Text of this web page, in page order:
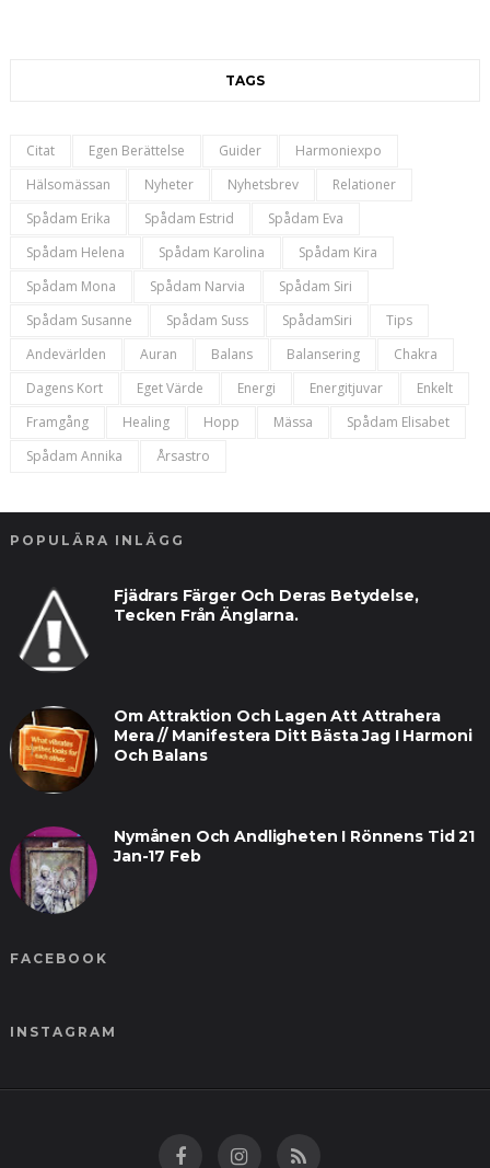
TAGS
Citat Egen Berättelse Guider
Harmoniexpo
Hälsomässan
Nyheter Nyhetsbrev
Relationer
Spådam Erika
Spådam Estrid
Spådam Eva
Spådam Helena
Spådam Karolina
Spådam Kira
Spådam Mona
Spådam Narvia
Spådam Siri
Spådam Susanne
Spådam Suss SpådamSiri
Tips
Andevärlden
Auran Balans Balansering
Chakra
Dagens Kort
Eget Värde Energi Energitjuvar
Enkelt
Framgång
Healing Hopp Mässa
Spådam Elisabet
Spådam Annika
Årsastro
POPULÄRA INLÄGG
Fjädrars Färger Och Deras Betydelse,
Tecken Från Änglarna.
Om Attraktion Och Lagen Att Attrahera
Mera // Manifestera Ditt Bästa Jag I Harmoni
Och Balans
Nymånen Och Andligheten I Rönnens Tid 21
Jan-17 Feb
FACEBOOK
INSTAGRAM